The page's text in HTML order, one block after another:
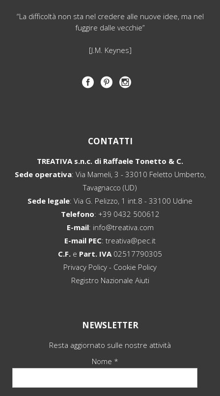
“La difficoltà non sta nel credere alle nuove idee, ma nel
fuggire dalle vecchie”
[J.M. Keynes]
CONTATTI
TREATIVA s.n.c. di Raffaele Tonetto & C.
Sede operativa: Via Mameli, 3 - 33010 Feletto Umberto,
Tavagnacco (UD)
Sede legale: Via G. Pelizzo, 1 int.8 - 33100 Udine
Telefono: +39 0432 500612
E-mail: info@treativa.com
E-mail PEC: treativa@pec.it
C.F. e Part. IVA02517790305
Privacy Policy - Cookie Policy
Registro Nazionale Aiuti
NEWSLETTER
Resta aggiornato sulle nostre attività
Nome *